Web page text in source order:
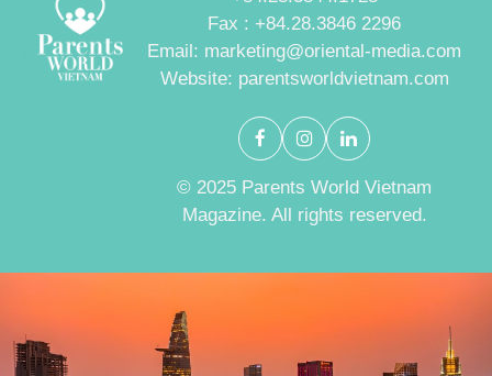
Fax : +84.28.3846 2296
Email: marketing@oriental-media.com
Website: parentsworldvietnam.com
© 2025 Parents World Vietnam
Magazine. All rights reserved.